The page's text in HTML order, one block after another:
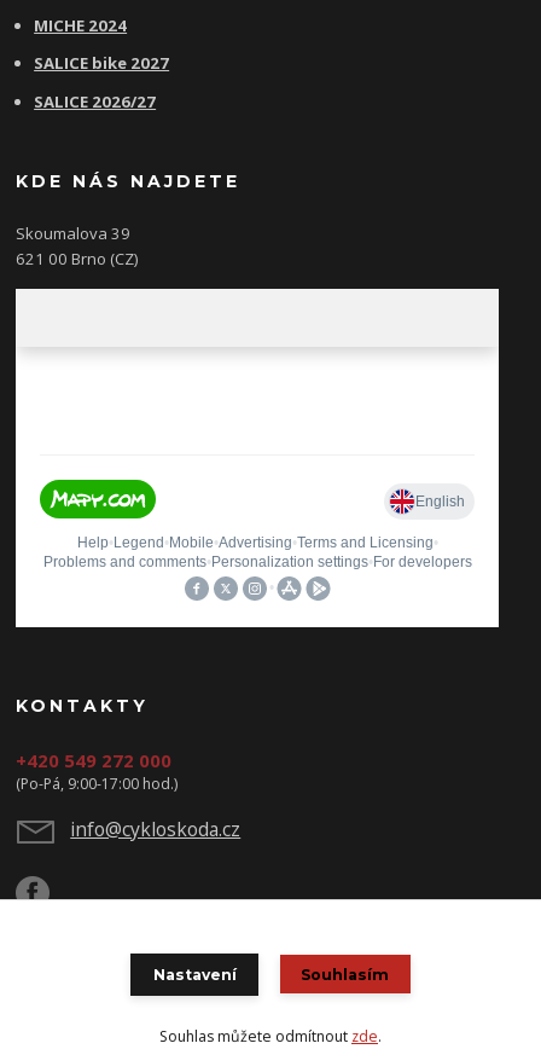
MICHE 2024
SALICE bike 2027
SALICE 2026/27
KDE NÁS NAJDETE
Skoumalova 39
621 00 Brno (CZ)
KONTAKTY
+420 549 272 000
(Po-Pá, 9:00-17:00 hod.)
info@cykloskoda.cz
Vytvořeno na
Eshop-rychle.cz
Nastavení Souhlasím
Souhlas můžete odmítnout zde.